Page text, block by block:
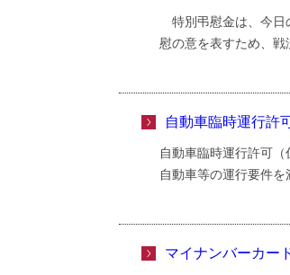
特別弔慰金は、今日
慰の意を表すため、戦
自動車臨時運行許
自動車臨時運行許可
自動車等の運行要件
マイナンバーカー